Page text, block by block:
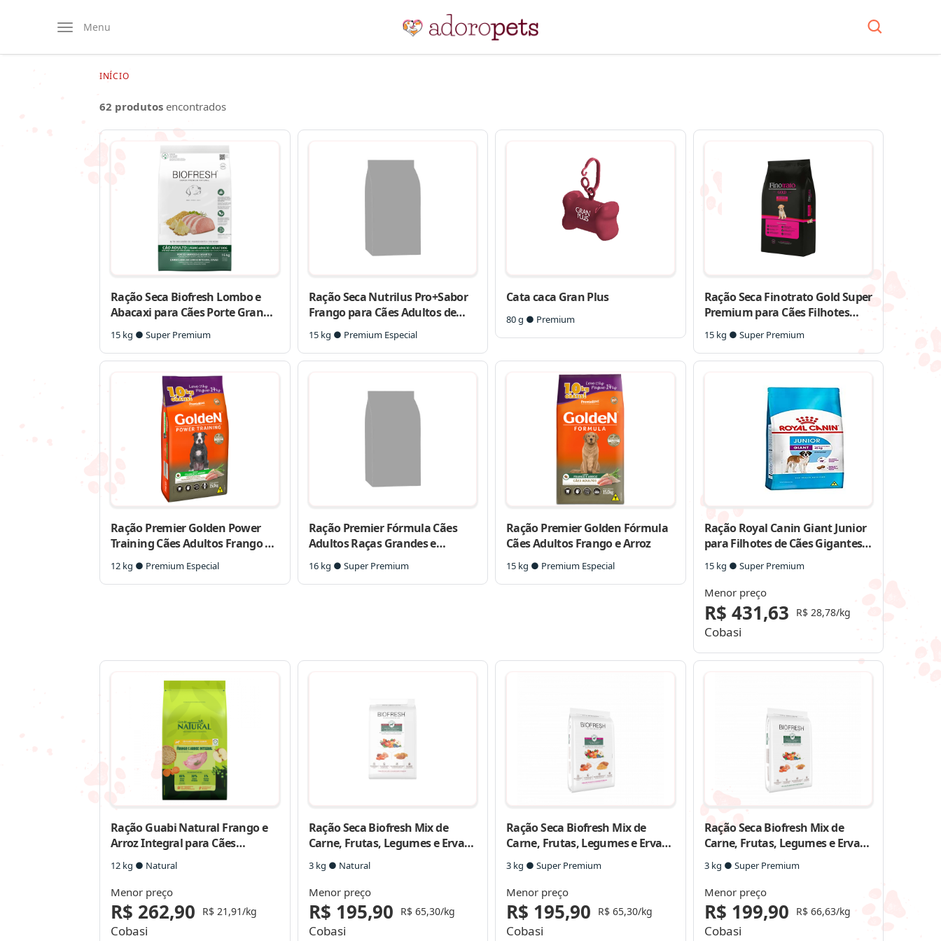
Menu
INÍCIO
62 produtos encontrados
Ração Seca Biofresh Lombo e
Abacaxi para Cães Porte Grande
e Gigante
15 kg ● Super Premium
Ração Seca Nutrilus Pro+Sabor
Frango para Cães Adultos de
Raças Gigantes
15 kg ● Premium Especial
Cata caca Gran Plus
80 g ● Premium
Ração Seca Finotrato Gold Super
Premium para Cães Filhotes
Raças Grandes e Gigantes
15 kg ● Super Premium
Ração Premier Golden Power
Training Cães Adultos Frango e
Arroz
12 kg ● Premium Especial
Ração Premier Fórmula Cães
Adultos Raças Grandes e
Gigantes Carne Bônus Bag
16 kg ● Super Premium
Ração Premier Golden Fórmula
Cães Adultos Frango e Arroz
15 kg ● Premium Especial
Ração Royal Canin Giant Junior
para Filhotes de Cães Gigantes
de 8 a 18/24 Meses de Idade
15 kg ● Super Premium
Menor preço
R$ 431,63 R$ 28,78/kg
Cobasi
Ração Guabi Natural Frango e
Arroz Integral para Cães
Filhotes Raças Grande e Gigante
12 kg ● Natural
Menor preço
R$ 262,90 R$ 21,91/kg
Cobasi
Ração Seca Biofresh Mix de
Carne, Frutas, Legumes e Ervas
Frescas Cães Sênior de Raças
Grandes e Gigantes
3 kg ● Natural
Menor preço
R$ 195,90 R$ 65,30/kg
Cobasi
Ração Seca Biofresh Mix de
Carne, Frutas, Legumes e Ervas
Frescas Light Cães de Raças
Grandes e Gigantes
3 kg ● Super Premium
Menor preço
R$ 195,90 R$ 65,30/kg
Cobasi
Ração Seca Biofresh Mix de
Carne, Frutas, Legumes e Ervas
Frescas Cães Adultos de Raças
Grandes e Gigantes
3 kg ● Super Premium
Menor preço
R$ 199,90 R$ 66,63/kg
Cobasi